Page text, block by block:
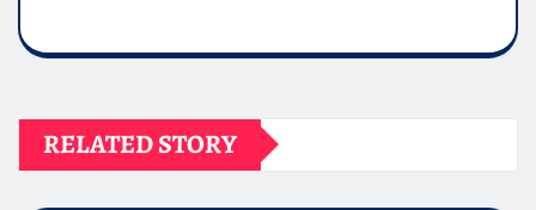
RELATED STORY